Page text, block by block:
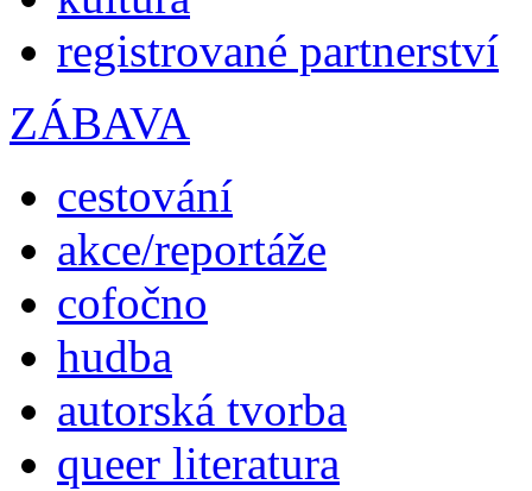
registrované partnerství
ZÁBAVA
cestování
akce/reportáže
cofočno
hudba
autorská tvorba
queer literatura